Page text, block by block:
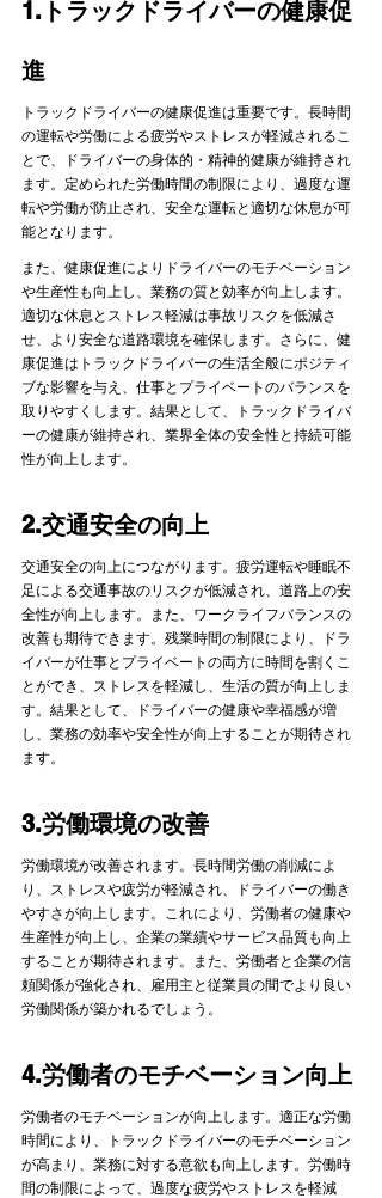
1.トラックドライバーの健康促
進
トラックドライバーの健康促進は重要です。長時間
の運転や労働による疲労やストレスが軽減されるこ
とで、ドライバーの身体的・精神的健康が維持され
ます。定められた労働時間の制限により、過度な運
転や労働が防止され、安全な運転と適切な休息が可
能となります。
また、健康促進によりドライバーのモチベーション
や生産性も向上し、業務の質と効率が向上します。
適切な休息とストレス軽減は事故リスクを低減さ
せ、より安全な道路環境を確保します。さらに、健
康促進はトラックドライバーの生活全般にポジティ
ブな影響を与え、仕事とプライベートのバランスを
取りやすくします。結果として、トラックドライバ
ーの健康が維持され、業界全体の安全性と持続可能
性が向上します。
2.交通安全の向上
交通安全の向上につながります。疲労運転や睡眠不
足による交通事故のリスクが低減され、道路上の安
全性が向上します。また、ワークライフバランスの
改善も期待できます。残業時間の制限により、ドラ
イバーが仕事とプライベートの両方に時間を割くこ
とができ、ストレスを軽減し、生活の質が向上しま
す。結果として、ドライバーの健康や幸福感が増
し、業務の効率や安全性が向上することが期待され
ます。
3.労働環境の改善
労働環境が改善されます。長時間労働の削減によ
り、ストレスや疲労が軽減され、ドライバーの働き
やすさが向上します。これにより、労働者の健康や
生産性が向上し、企業の業績やサービス品質も向上
することが期待されます。また、労働者と企業の信
頼関係が強化され、雇用主と従業員の間でより良い
労働関係が築かれるでしょう。
4.労働者のモチベーション向上
労働者のモチベーションが向上します。適正な労働
時間により、トラックドライバーのモチベーション
が高まり、業務に対する意欲も向上します。労働時
間の制限によって、過度な疲労やストレスを軽減